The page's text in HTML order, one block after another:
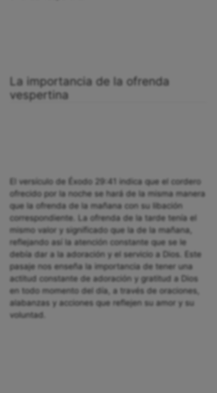
La importancia de la ofrenda
vespertina
El versículo de Éxodo 29:41 indica que el cordero
ofrecido por la noche se hará de la misma manera
que la ofrenda de la mañana con su libación
correspondiente. La ofrenda de la tarde tenía el
mismo valor y significado que la de la mañana,
reflejando así la atención constante que se le
debía dar a la adoración y el servicio a Dios. Este
pasaje nos enseña la importancia de tener una
actitud constante de adoración y gratitud a Dios
en todo momento del día, a través de oraciones,
alabanzas y acciones que reflejen su amor y su
voluntad.